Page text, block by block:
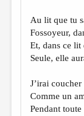
Au lit que tu
Fossoyeur,
Et, dans ce lit
Seule, elle
J’irai coucher
Comme un
Pendant